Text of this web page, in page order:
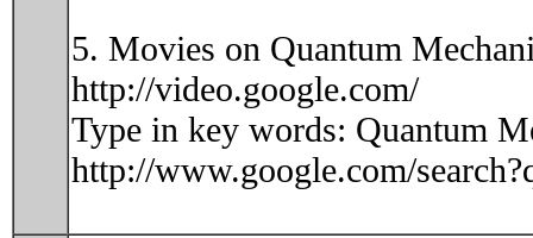
5. Movies on Quantum
http://video.google.com/
Type in key words: Quantum
http://www.google.com/